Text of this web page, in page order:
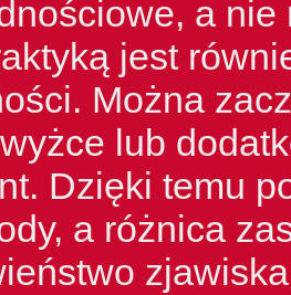
a nie
jest
Można
lub
Dzięki temu
a różnica